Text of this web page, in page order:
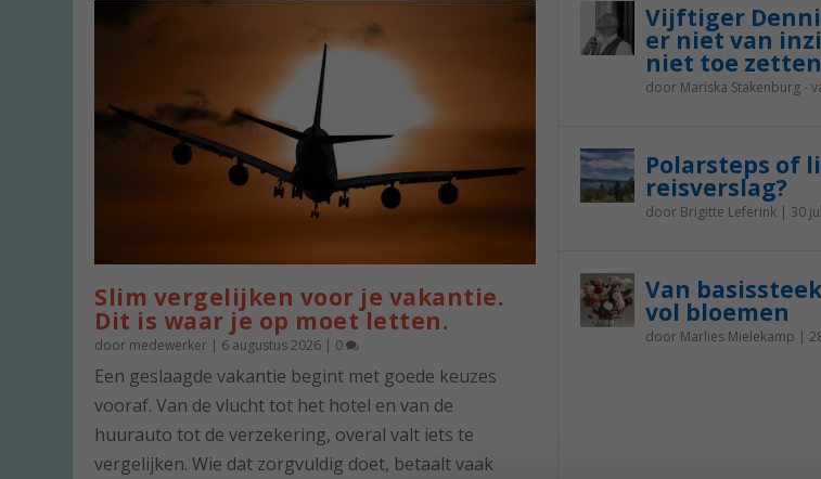
Slim vergelijken voor je vakantie.
Dit is waar je op moet letten.
door medewerker | 6 augustus 2026 | 0
Een geslaagde vakantie begint met goede keuzes
vooraf. Van de vlucht tot het hotel en van de
huurauto tot de verzekering, overal valt iets te
vergelijken. Wie dat zorgvuldig doet, betaalt vaak
Vijftiger
er niet van
niet toe
door Mariska Stakenburg -
Polarsteps of
reisverslag?
door Brigitte Leferink| 30
Van
vol bloemen
door Marlies Mielekamp |